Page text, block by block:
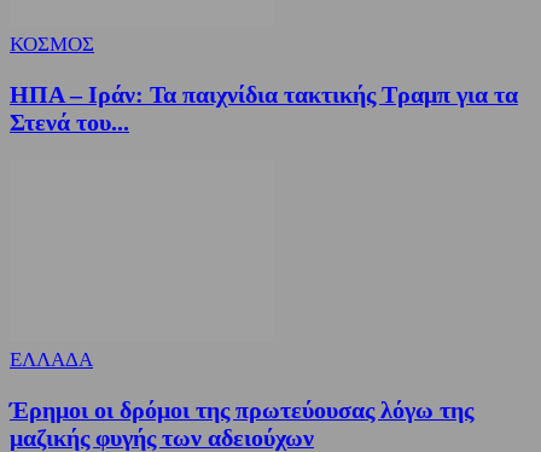
ΚΟΣΜΟΣ
ΗΠΑ – Ιράν: Τα παιχνίδια τακτικής Τραμπ για τα
Στενά του...
ΕΛΛΑΔΑ
Έρημοι οι δρόμοι της πρωτεύουσας λόγω της
μαζικής φυγής των αδειούχων